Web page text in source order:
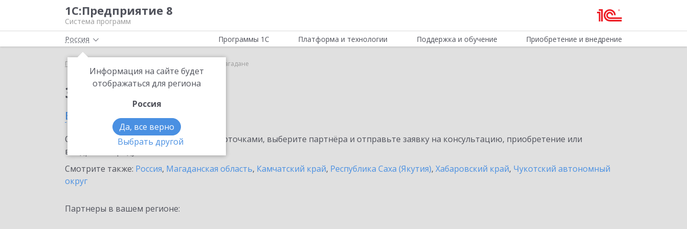
1С:Предприятие 8
Система программ
Россия
Информация на сайте будет
отображаться для региона
Россия
Да, все верно
Выбрать другой
Программы 1С Платформа и технологии Поддержка и обучение Приобретение и внедрение
Главная 1С:Share в Магадане
Заказать 1С:Share
в Магадане
Ознакомьтесь с информационными карточками, выберите партнёра и отправьте заявку на консультацию, приобретение или
внедрение продукта.
Смотрите также: Россия, Магаданская область, Камчатский край, Республика Саха (Якутия), Хабаровский край, Чукотский автономный
округ
Партнеры в вашем регионе: